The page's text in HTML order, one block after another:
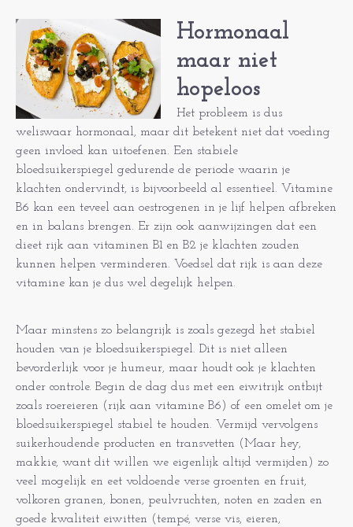
Hormonaal
maar niet
hopeloos
Het probleem is dus
weliswaar hormonaal, maar dit betekent niet dat voeding
geen invloed kan uitoefenen. Een stabiele
bloedsuikerspiegel gedurende de periode waarin je
klachten ondervindt, is bijvoorbeeld al essentieel. Vitamine
B6 kan een teveel aan oestrogenen in je lijf helpen afbreken
en in balans brengen. Er zijn ook aanwijzingen dat een
dieet rijk aan vitaminen B1 en B2 je klachten zouden
kunnen helpen verminderen. Voedsel dat rijk is aan deze
vitamine kan je dus wel degelijk helpen.
Maar minstens zo belangrijk is zoals gezegd het stabiel
houden van je bloedsuikerspiegel. Dit is niet alleen
bevorderlijk voor je humeur, maar houdt ook je klachten
onder controle. Begin de dag dus met een eiwitrijk ontbijt
zoals roereieren (rijk aan vitamine B6) of een omelet om je
bloedsuikerspiegel stabiel te houden. Vermijd vervolgens
suikerhoudende producten en transvetten (Maar hey,
makkie, want dit willen we eigenlijk altijd vermijden) zo
veel mogelijk en eet voldoende verse groenten en fruit,
volkoren granen, bonen, peulvruchten, noten en zaden en
goede kwaliteit eiwitten (tempé, verse vis, eieren,